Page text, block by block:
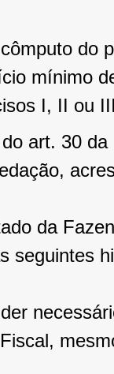
do
mínimo
I, II ou
do art. 30
da
seguintes